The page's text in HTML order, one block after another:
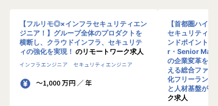
【フルリモ◎×インフラセキュリティエン
ジニア！】グループ全体のプロダクトを
横断し、クラウドインフラ、セキュリテ
ィの強化を実現！ のリモートワーク求人
インフラエンジニア セキュリティエンジニア
～1,000 万円 ／ 年
【首都圏ハイ
セキュリティコ
ンドポイント
r・Senior
の企業変革を、
える総合ファ
化フリーランス
と人材基盤があ
ク求人